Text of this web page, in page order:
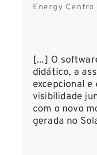
Energy Centro
[...] O
didático, a
excepcional e
visibilidade
com o novo
gerada no